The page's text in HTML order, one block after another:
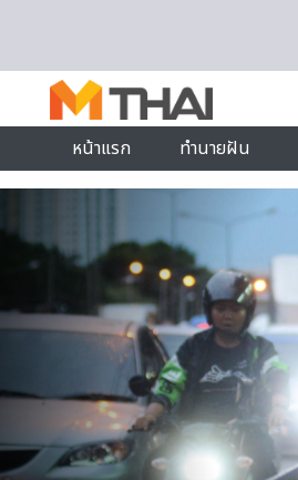
หน้าแรก
ทำนายฝัน